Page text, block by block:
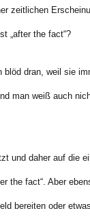
zeitlichen
„after the fact“?
dran, weil sie
man weiß auch
und daher auf die
the fact“. Aber
bereiten oder